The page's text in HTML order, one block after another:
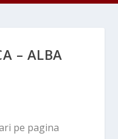
– ALBA
pe pagina